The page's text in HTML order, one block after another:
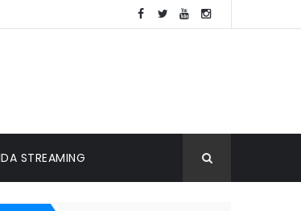
STREAMING